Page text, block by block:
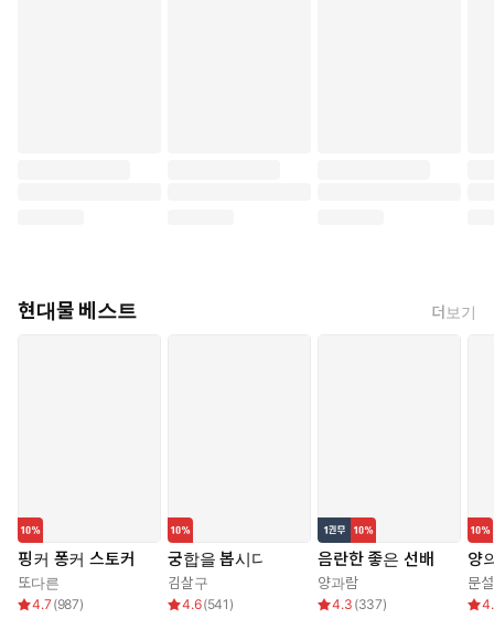
현대물 베스트 더보기
핑커 퐁커 스토커
또다른
4.7 (987)
궁합을 봅시다
김살구
4.6(541 )
음란한 좋은 선배
양과람
4.3 (337)
양
문